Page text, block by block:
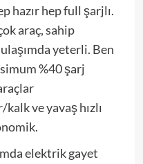
hazır hep full şarjlı.
araç, sahip
yeterli. Ben
%40 şarj
ve yavaş hızlı
elektrik gayet